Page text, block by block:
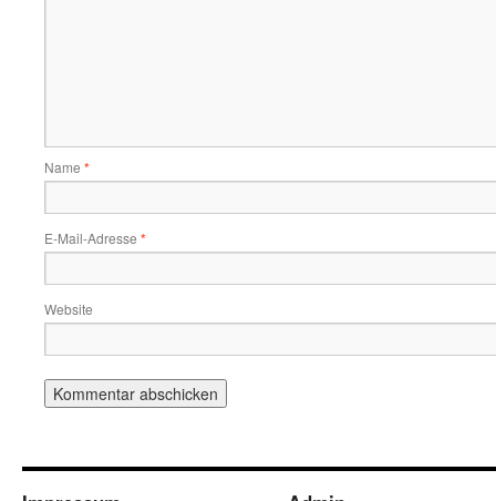
Name *
E-Mail-Adresse *
Website